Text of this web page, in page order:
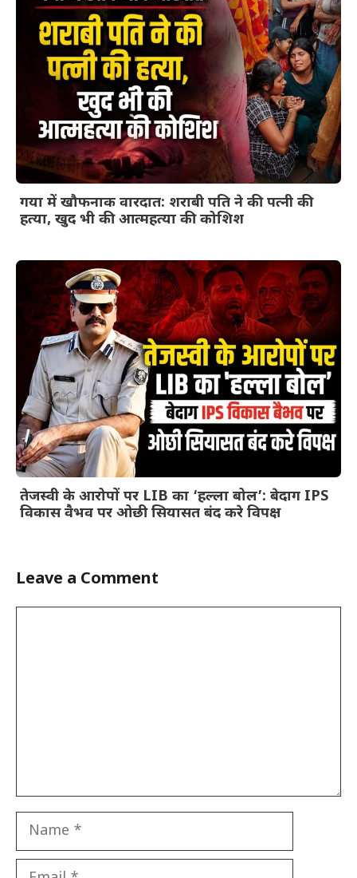
गया में खौफनाक वारदात: शराबी पति ने की पत्नी की
हत्या, खुद भी की आत्महत्या की कोशिश
तेजस्वी के आरोपों पर LIB का ‘हल्ला बोल’: बेदाग IPS
विकास वैभव पर ओछी सियासत बंद करे विपक्ष
Leave a Comment
Name
Email